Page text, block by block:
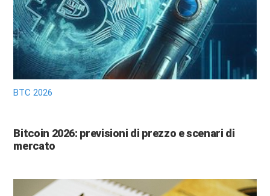
BTC 2026
Bitcoin 2026: previsioni di prezzo e scenari di
mercato